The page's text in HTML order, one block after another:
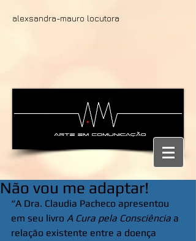
alexsandra-mauro locutora
Não vou me adaptar!
“A Dra. Claudia Pacheco apresentou
em seu livro A Cura pela Consciência a
relação existente entre a doença